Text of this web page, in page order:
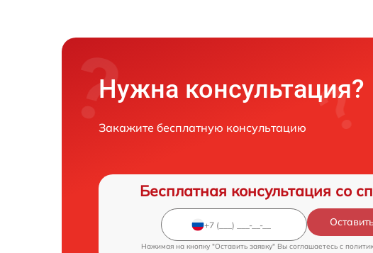
Нужна консультация?
Закажите бесплатную консультацию
Бесплатная консультация со
Нажимая на кнопку "Оставить заявку" Вы соглашаетесь c